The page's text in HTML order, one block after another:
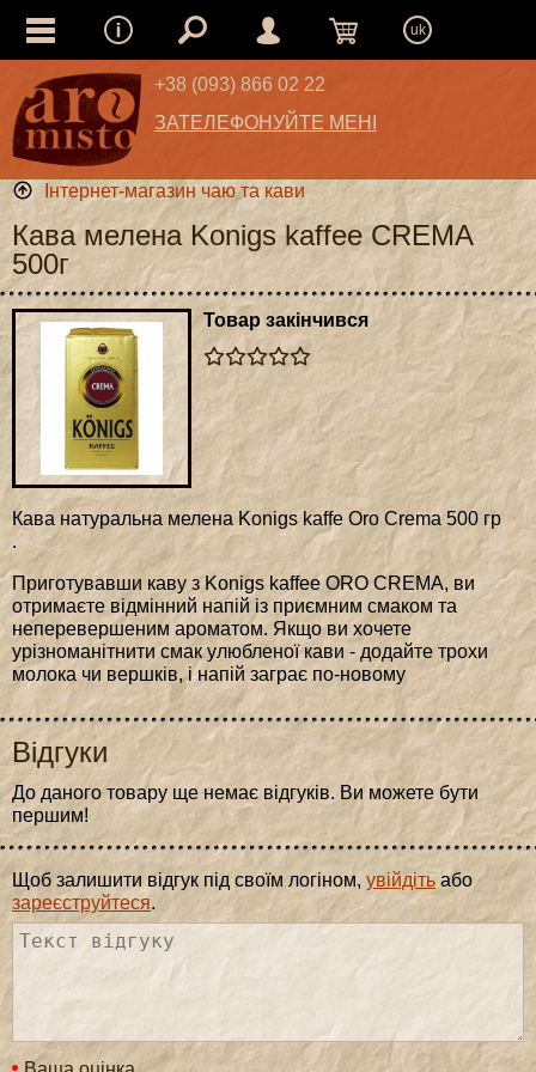
uk
+38 (093) 866 02 22
ЗАТЕЛЕФОНУЙТЕ МЕНІ
Інтернет-магазин чаю та кави
Кава мелена Konigs kaffee CREMA
500г
Товар закінчився
Кава натуральна мелена Konigs kaffe Oro Crema 500 гр
.
Приготувавши каву з Konigs kaffee ORO CREMA, ви
отримаєте відмінний напій із приємним смаком та
неперевершеним ароматом. Якщо ви хочете
урізноманітнити смак улюбленої кави - додайте трохи
молока чи вершків, і напій заграє по-новому
Відгуки
До даного товару ще немає відгуків. Ви можете бути
першим!
Щоб залишити відгук під своїм логіном, увійдіть або
зареєструйтеся.